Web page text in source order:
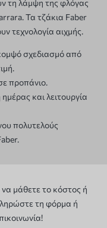
τη λάμψη της φλόγας
Τα τζάκια Faber
τεχνολογία αιχμής.
σχεδιασμό από
προπάνιο.
και λειτουργία
πολυτελούς
να μάθετε το κόστος ή
τη φόρμα ή